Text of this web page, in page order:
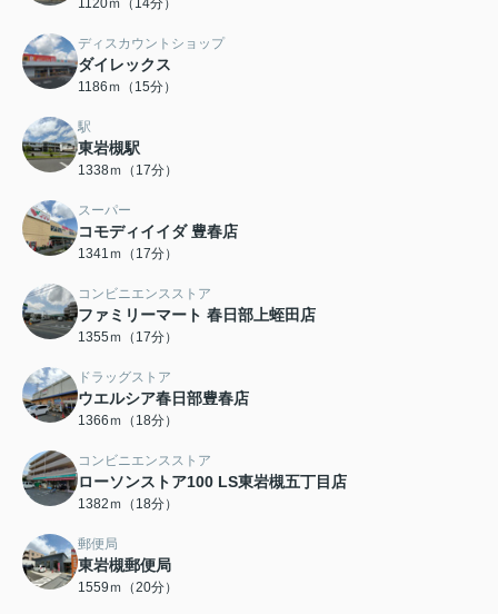
1120ｍ（14分）
ディスカウントショップ
ダイレックス
1186ｍ（15分）
駅
東岩槻駅
1338ｍ（17分）
スーパー
コモディイイダ 豊春店
1341ｍ（17分）
コンビニエンスストア
ファミリーマート 春日部上蛭田店
1355ｍ（17分）
ドラッグストア
ウエルシア春日部豊春店
1366ｍ（18分）
コンビニエンスストア
ローソンストア100 LS東岩槻五丁目店
1382ｍ（18分）
郵便局
東岩槻郵便局
1559ｍ（20分）